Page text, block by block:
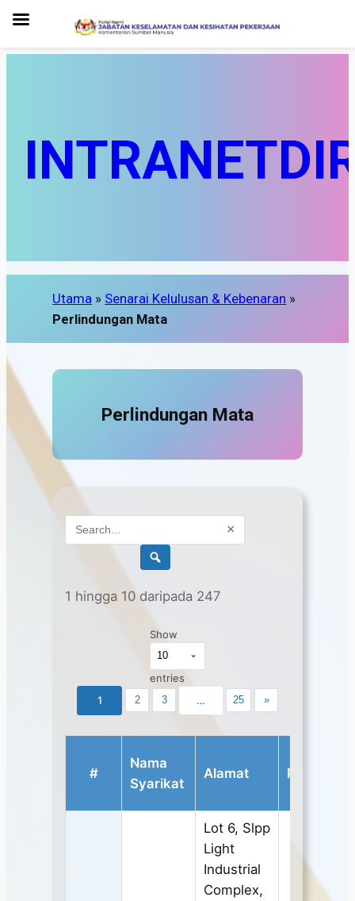
INTRANET
Utama » Senarai Kelulusan & Kebenaran »
Perlindungan Mata
Perlindungan Mata
×
1 hingga 10 daripada 247
Show
entries
1
2 3 … 25 »
#
Nama
Syarikat
Alamat Produk
Lot 6, Slpp
Light
Industrial
Complex,